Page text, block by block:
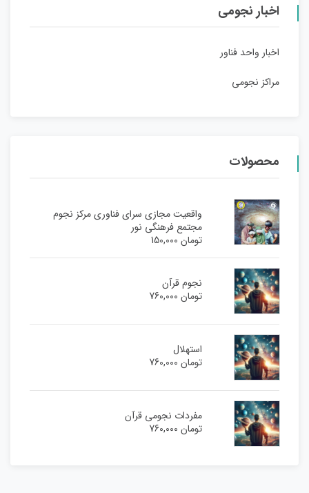
اخبار نجومی
اخبار واحد فناور
مراکز نجومی
محصولات
واقعیت مجازی سرای فناوری مرکز نجوم
مجتمع فرهنگی نور
تومان150,000
نجوم قرآن
تومان760,000
استهلال
تومان760,000
مفردات نجومی قرآن
تومان760,000